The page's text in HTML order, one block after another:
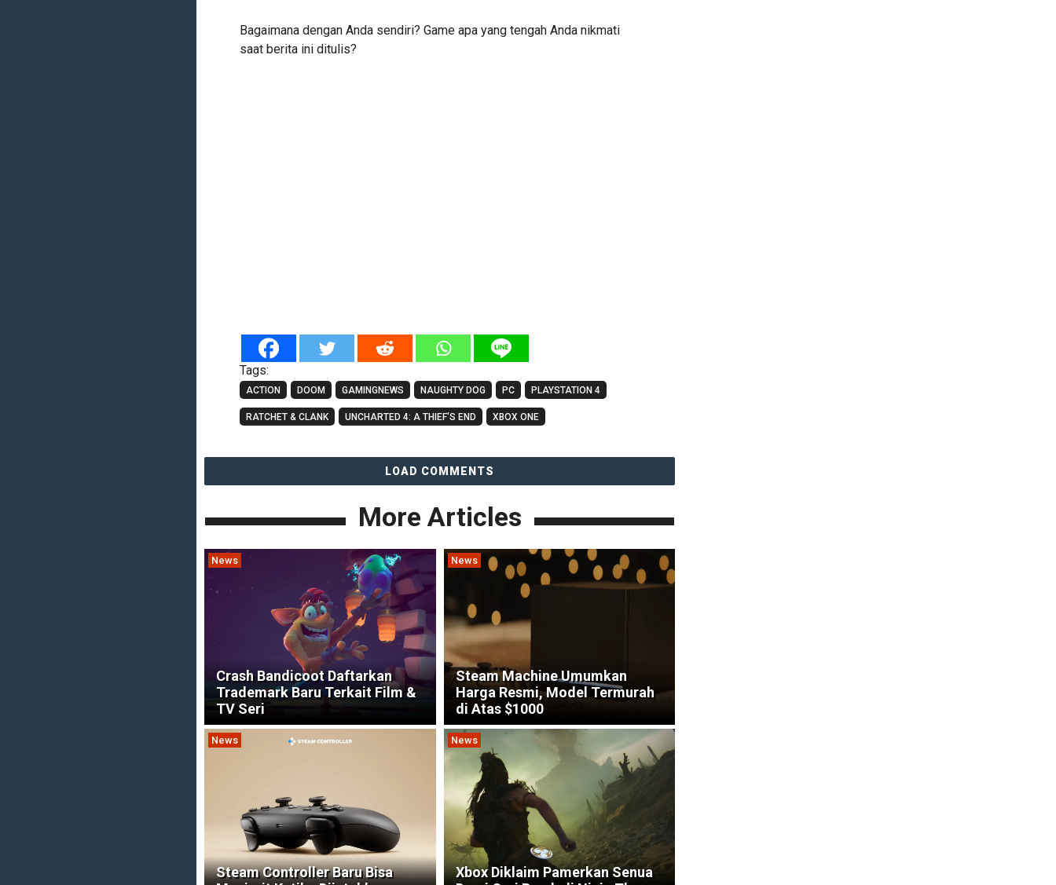
Bagaimana dengan Anda sendiri? Game apa yang tengah Anda nikmati
saat berita ini ditulis?
Tags:
ACTION DOOM GAMINGNEWS NAUGHTY DOG PC PLAYSTATION 4
RATCHET & CLANK UNCHARTED 4: A THIEF'S END XBOX ONE
LOAD COMMENTS
More Articles
News
Crash Bandicoot Daftarkan
Trademark Baru Terkait Film &
TV Seri
News
Steam Machine Umumkan
Harga Resmi, Model Termurah
di Atas $1000
News
Steam Controller Baru Bisa
News
Xbox Diklaim Pamerkan Senua